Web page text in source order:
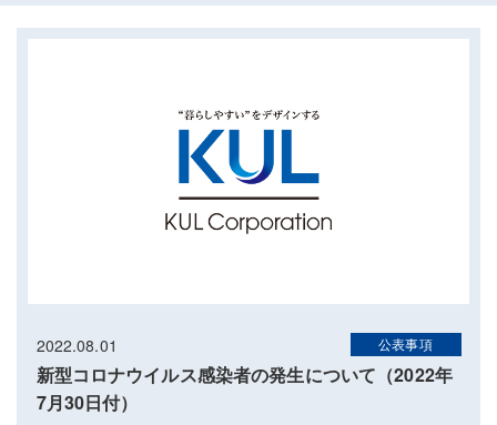
2022.08.01 公表事項
新型コロナウイルス感染者の発生について（2022年
7月30日付）